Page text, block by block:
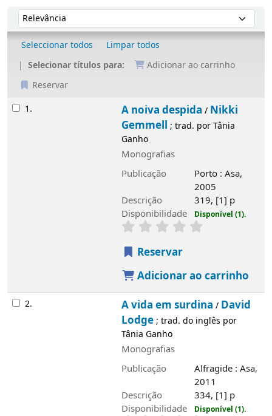
Ordenar
Ordenar por:
Seleccionar todos
Limpar todos
Selecionar títulos para:
Adicionar ao carrinho
Reservar
Resultados
1. A noiva despida / Nikki
Gemmell ; trad. por Tânia
Ganho
Monografias
Publicação
Porto : Asa,
2005
Descrição
319, [1] p
Disponibilidade
Disponível (1).
Reservar
Adicionar ao carrinho
2. A vida em surdina / David
Lodge; trad. do inglês por
Tânia Ganho
Monografias
Publicação
Alfragide : Asa,
2011
Descrição
334, [1] p
Disponibilidade
Disponível (1).